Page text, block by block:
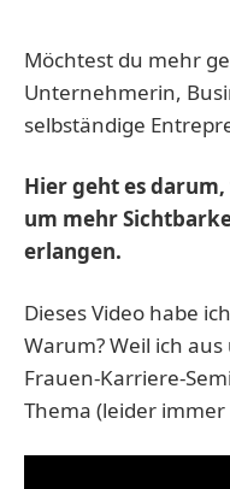
Möchtest du mehr
Unternehmerin,
selbständige
Hier geht es
um mehr
erlangen.
Dieses Video habe
Warum? Weil ich
Frauen-Karriere-
Thema (leider